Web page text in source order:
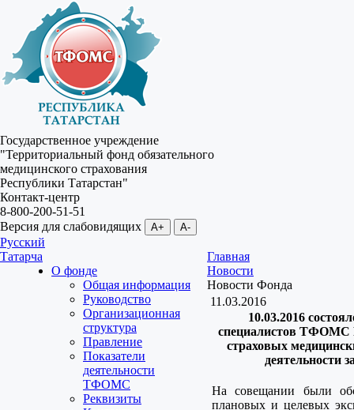
Государственное учреждение
"Территориальный фонд обязательного
медицинского страхования
Республики Татарстан"
Контакт-центр
8-800-200-51-51
Версия для слабовидящих
A+ A-
Русский
Татарча
О фонде
Общая информация
Руководство
Организационная
структура
Правление
Показатели
деятельности
ТФОМС
Реквизиты
Главная
Новости
Новости Фонда
11.03.2016
10.03.2016
специалистов ТФОМС
страховых
деятельности
На совещании были
плановых и целевых